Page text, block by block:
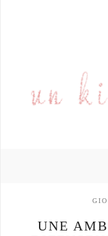
UNE